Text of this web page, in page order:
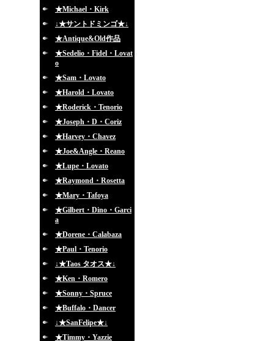
★Michael・Kirk
↓★サントドミンゴ★↓
★Antique&Old作品
★Sedelio・Fidel・Lovat
o
★Sam・Lovato
★Harold・Lovato
★Roderick・Tenorio
★Joseph・D・Coriz
★Harvey・Chavez
★Joe&Angle・Reano
★Lupe・Lovato
★Raymond・Rosetta
★Mary・Tafoya
★Gilbert・Dino・Garci
a
★Dorene・Calabaza
★Paul・Tenorio
↓★Taos タオス★↓
★Ken・Romero
★Sonny・Spruce
★Buffalo・Dancer
↓★SanFelipe★↓
★Timmy・Yazzie